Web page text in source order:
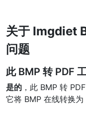
合并PDF文件以创建单个
PDF 拆分
我们的PDF拆分器允许您
提取PDF中图片
在几秒钟内从PDF文档中
关于 Imgdiet
问题
此 BMP 转 PDF
是的 ，此 BMP 转
它将 BMP 在线转换为